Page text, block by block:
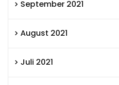
September 2021
August 2021
Juli 2021